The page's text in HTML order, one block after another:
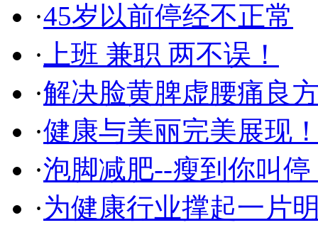
·45岁以前停经不正常
· 上班 兼职 两不误！
·解决脸黄脾虚腰痛良
·健康与美丽完美展现
·泡脚减肥--瘦到你叫停
·为健康行业撑起一片